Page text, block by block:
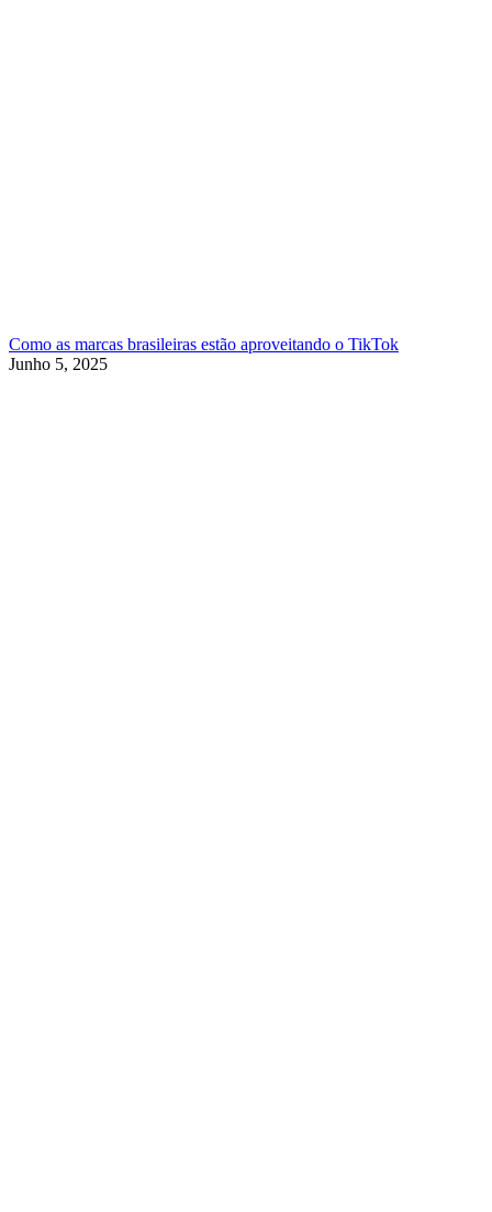
Como as marcas brasileiras estão aproveitando o TikTok
Junho 5, 2025